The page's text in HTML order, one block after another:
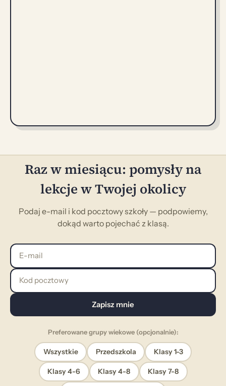
Raz w miesiącu: pomysły na
lekcje w Twojej okolicy
Podaj e-mail i kod pocztowy szkoły — podpowiemy,
dokąd warto pojechać z klasą.
E-mail
Kod pocztowy
Zapisz mnie
Preferowane grupy wiekowe (opcjonalnie):
Wszystkie Przedszkola Klasy 1-3
Klasy 4-6 Klasy 4-8 Klasy 7-8